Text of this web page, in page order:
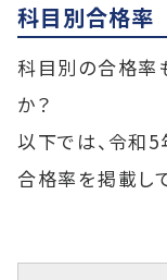
科目別合格率
科目別の合格率
か？
以下では、令和
合格率を掲載し